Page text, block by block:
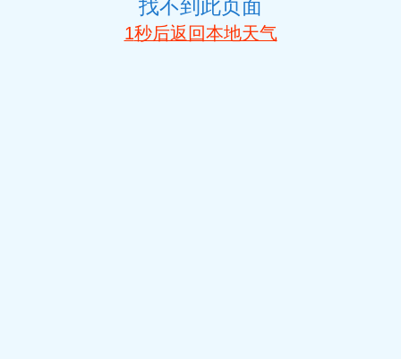
找不到此页面
1秒后返回本地天气